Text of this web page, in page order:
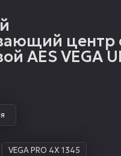
центр
AES VEGA
VEGA PRO 4X 1345